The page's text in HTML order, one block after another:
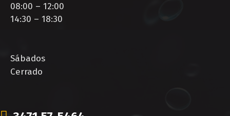
08:00 – 12:00
14:30 – 18:30
Sábados
Cerrado